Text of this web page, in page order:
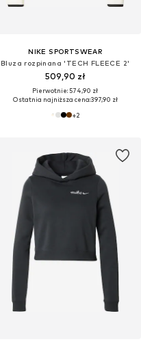
NIKE SPORTSWEAR
Bluza rozpinana 'TECH FLEECE 2'
509,90 zł
Pierwotnie: 574,90 zł
Ostatnia najniższa cena:397,90 zł
+2